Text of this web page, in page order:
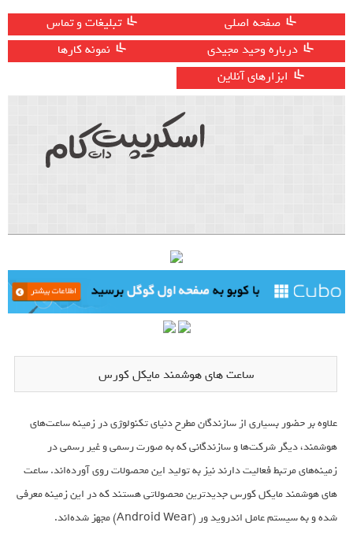
صفحه اصلی
تبلیغات و تماس
درباره وحید مجیدی
نمونه کارها
ابزارهای آنلاین
ساعت های هوشمند مایکل کورس
علاوه بر حضور بسیاری از سازندگان مطرح دنیای تکنولوژی در زمینه ساعت‌های
هوشمند، دیگر شرکت‌ها و سازندگانی که به صورت رسمی و غیر رسمی در
زمینه‌های مرتبط فعالیت دارند نیز به تولید این محصولات روی آورده‌اند. ساعت
های هوشمند مایکل کورس جدیدترین محصولاتی هستند که در این زمینه معرفی
شده و به سیستم عامل اندروید ور (Android Wear) مجهز شده‌اند.